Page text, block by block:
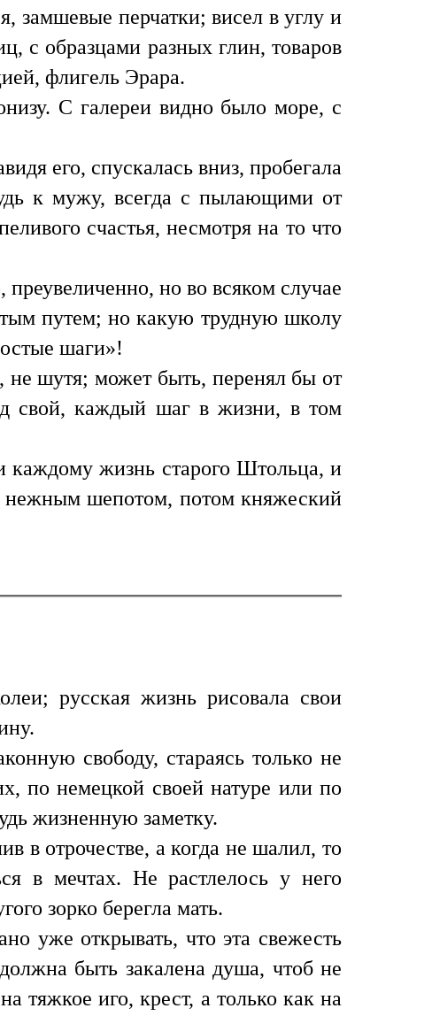
замшевые перчатки; висел в углу и
с образцами разных глин, товаров
флигель Эрара.
С галереи видно было море, с
его, спускалась вниз, пробегала
к мужу, всегда с пылающими от
счастья, несмотря на то что
но во всяком случае
путем; но какую трудную школу
шаги»!
не шутя; может быть, перенял бы от
свой, каждый шаг в жизни, в том
каждому жизнь старого Штольца, и
нежным шепотом, потом княжеский
русская жизнь рисовала свои
свободу, стараясь только не
по немецкой своей натуре или по
жизненную заметку.
в отрочестве, а когда не шалил, то
в мечтах. Не растлелось у него
зорко берегла мать.
уже открывать, что эта свежесть
быть закалена душа, чтоб не
тяжкое иго, крест, а только как на